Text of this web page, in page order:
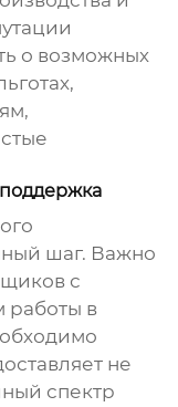
о возможных
шаг. Важно
с
работы в
не
спектр